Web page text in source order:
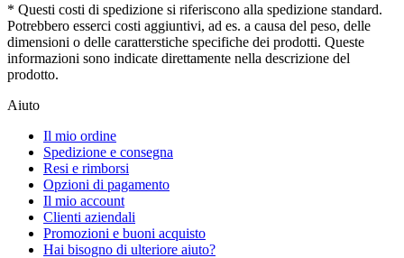
* Questi costi di spedizione si riferiscono alla spedizione standard.
Potrebbero esserci costi aggiuntivi, ad es. a causa del peso, delle
dimensioni o delle caratterstiche specifiche dei prodotti. Queste
informazioni sono indicate direttamente nella descrizione del
prodotto.
Aiuto
Il mio ordine
Spedizione e consegna
Resi e rimborsi
Opzioni di pagamento
Il mio account
Clienti aziendali
Promozioni e buoni acquisto
Hai bisogno di ulteriore aiuto?